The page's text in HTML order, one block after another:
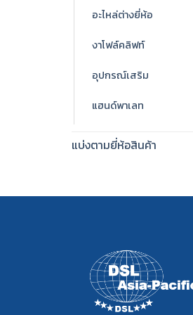
อะไหล่ต่างยี่ห้อ
งาโฟล์คลิฟท์
อุปกรณ์เสริม
แฮนด์พาเลท
แบ่งตามยี่ห้อสินค้า